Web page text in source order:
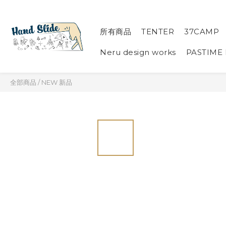
所有商品 TENTER 37CAMP
Neru design works PASTIME
全部商品 /NEW 新品